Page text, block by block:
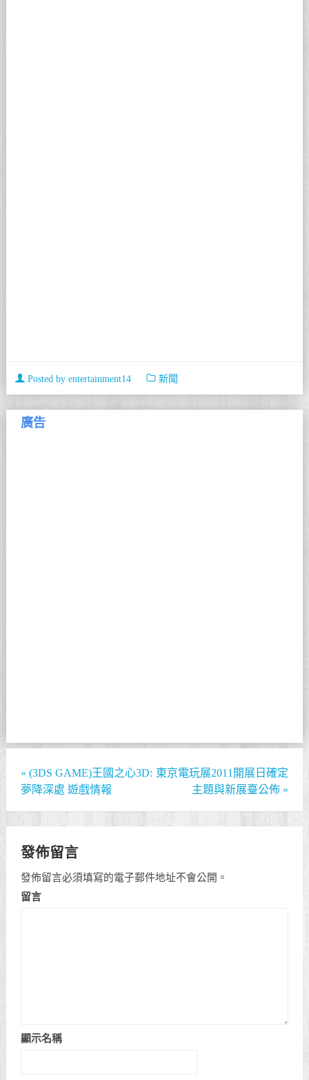
Posted by entertainment14 新聞
廣告
« (3DS GAME)王國之心3D:
夢降深處 遊戲情報
東京電玩展2011開展日確定
主題與新展臺公佈 »
發佈留言
發佈留言必須填寫的電子郵件地址不會公開。
留言
顯示名稱